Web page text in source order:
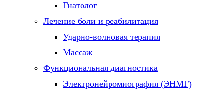
Гнатолог
Лечение боли и реабилитация
Ударно-волновая терапия
Массаж
Функциональная диагностика
Электронейромиография (ЭНМГ)